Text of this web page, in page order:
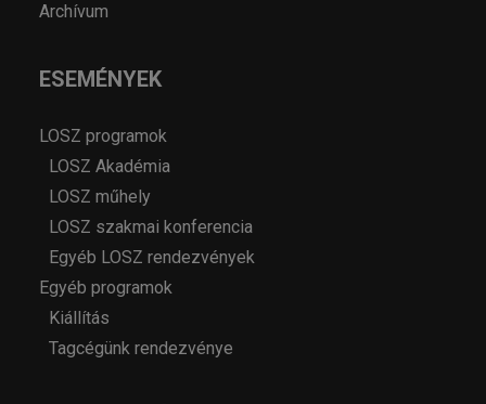
Archívum
ESEMÉNYEK
LOSZ programok
LOSZ Akadémia
LOSZ műhely
LOSZ szakmai konferencia
Egyéb LOSZ rendezvények
Egyéb programok
Kiállítás
Tagcégünk rendezvénye